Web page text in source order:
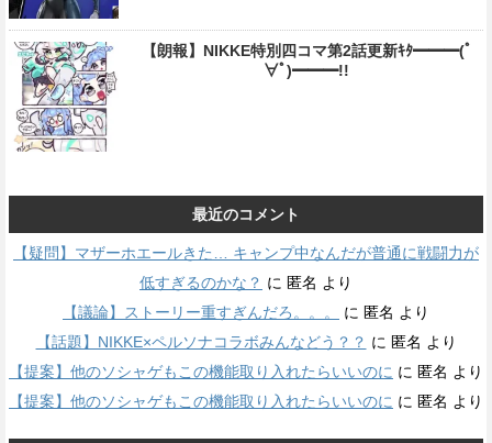
【朗報】NIKKE特別四コマ第2話更新ｷﾀ━━━(ﾟ
∀ﾟ)━━━!!
最近のコメント
【疑問】マザーホエールきた… キャンプ中なんだが普通に戦闘力が
低すぎるのかな？ に 匿名 より
【議論】ストーリー重すぎんだろ。。。
に 匿名 より
【話題】NIKKE×ペルソナコラボみんなどう？？ に 匿名 より
【提案】他のソシャゲもこの機能取り入れたらいいのに に 匿名 より
【提案】他のソシャゲもこの機能取り入れたらいいのに に 匿名 より